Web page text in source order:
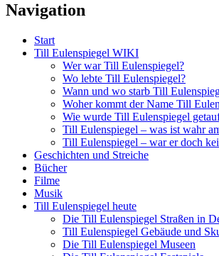
Navigation
Start
Till Eulenspiegel WIKI
Wer war Till Eulenspiegel?
Wo lebte Till Eulenspiegel?
Wann und wo starb Till
Woher kommt der Name Till
Wie wurde Till Eulenspiegel
Till Eulenspiegel – was ist wahr
Till Eulenspiegel – war er doch
Geschichten und Streiche
Bücher
Filme
Musik
Till Eulenspiegel heute
Die Till Eulenspiegel Straßen in
Till Eulenspiegel Gebäude und
Die Till Eulenspiegel Museen